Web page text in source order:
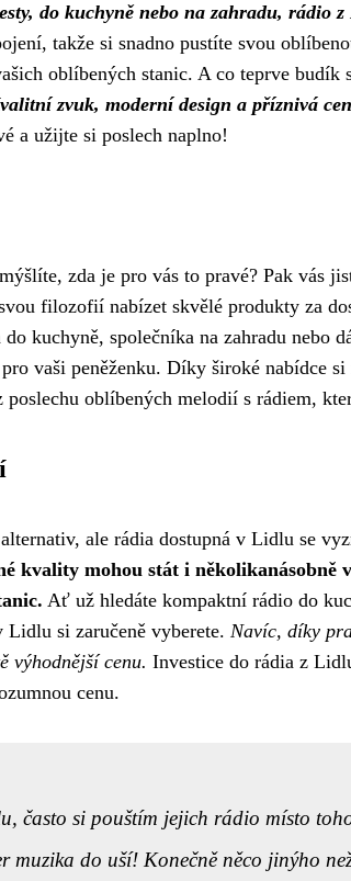
do kuchyně nebo na zahradu, rádio
takže si snadno pustíte svou
oblíbených stanic. A co teprve
zvuk, moderní design a příznivá
a užijte si poslech naplno!
zda je pro vás to pravé? Pak vás
filozofií nabízet skvělé produkty za
kuchyně, společníka na zahradu nebo
vaši peněženku. Díky široké nabídce
poslechu oblíbených melodií s rádiem,
ale rádia dostupná v Lidlu se
kvality mohou stát i několikanásobně
Ať už hledáte kompaktní rádio do
si zaručeně vyberete. Navíc, díky
výhodnější cenu. Investice do rádia z
cenu.
často si pouštím jejich rádio místo
muzika do uší! Konečně něco jinýho